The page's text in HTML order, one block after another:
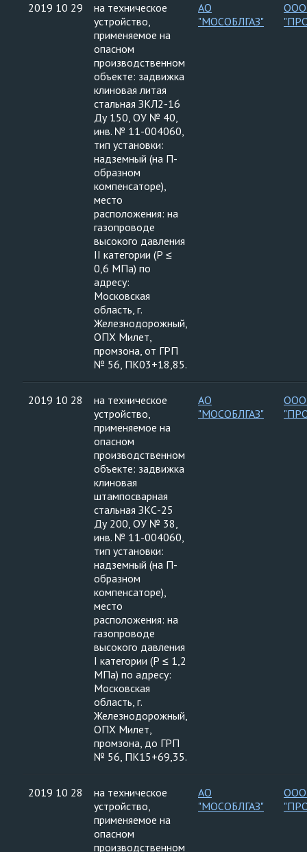
2019 10 29
на техническое
устройство,
применяемое на
опасном
производственном
объекте: задвижка
клиновая литая
стальная ЗКЛ2-16
Ду 150, ОУ № 40,
инв. № 11-004060,
тип установки:
надземный (на П-
образном
компенсаторе),
место
расположения: на
газопроводе
высокого давления
II категории (Р ≤
0,6 МПа) по
адресу:
Московская
область, г.
Железнодорожный,
ОПХ Милет,
промзона, от ГРП
№ 56, ПК03+18,85.
АО
"МОСОБЛГАЗ"
2019 10 28
на техническое
устройство,
применяемое на
опасном
производственном
объекте: задвижка
клиновая
штампосварная
стальная ЗКС-25
Ду 200, ОУ № 38,
инв. № 11-004060,
тип установки:
надземный (на П-
образном
компенсаторе),
место
расположения: на
газопроводе
высокого давления
I категории (Р ≤ 1,2
МПа) по адресу:
Московская
область, г.
Железнодорожный,
ОПХ Милет,
промзона, до ГРП
№ 56, ПК15+69,35.
АО
"МОСОБЛГАЗ"
2019 10 28
на техническое
устройство,
применяемое на
опасном
производственном
АО
"МОСОБЛГАЗ"